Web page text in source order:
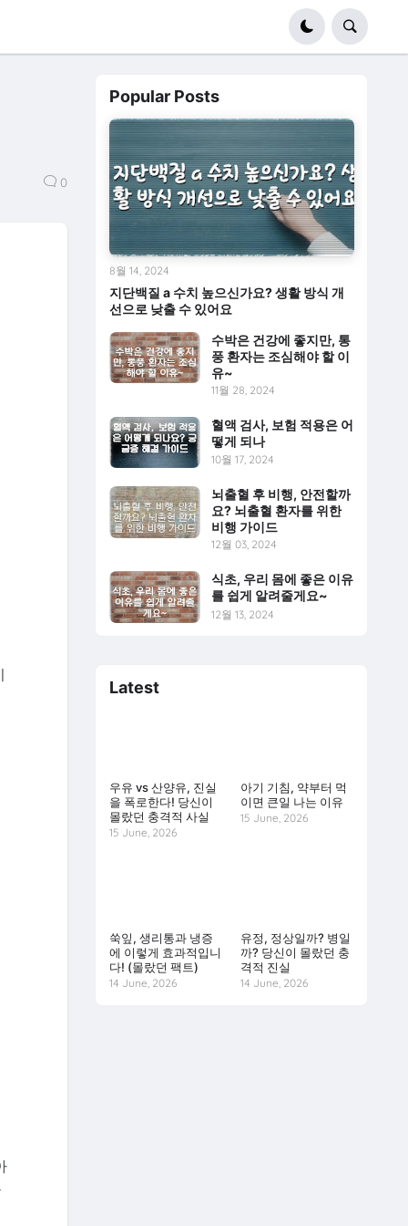
0
Popular Posts
지단백질 a 수치 높으신가요? 생활 방식 개
선으로 낮출 수 있어요
8월 14, 2024
수박은 건강에 좋지만, 통
풍 환자는 조심해야 할 이
유~
11월 28, 2024
혈액 검사, 보험 적용은 어
떻게 되나
10월 17, 2024
뇌출혈 후 비행, 안전할까
요? 뇌출혈 환자를 위한
비행 가이드
12월 03, 2024
식초, 우리 몸에 좋은 이유
를 쉽게 알려줄게요~
12월 13, 2024
Latest
우유 vs 산양유, 진실
을 폭로한다! 당신이
몰랐던 충격적 사실
15 June, 2026
아기 기침, 약부터 먹
이면 큰일 나는 이유
15 June, 2026
쑥잎, 생리통과 냉증
에 이렇게 효과적입니
다! (몰랐던 팩트)
14 June, 2026
유정, 정상일까? 병일
까? 당신이 몰랐던 충
격적 진실
14 June, 2026